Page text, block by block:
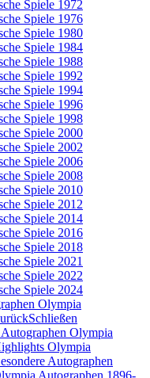
Spiele 1972
Spiele 1976
Spiele 1980
Spiele 1984
Spiele 1988
Spiele 1992
Spiele 1994
Spiele 1996
Spiele 1998
Spiele 2000
Spiele 2002
Spiele 2006
Spiele 2008
Spiele 2010
Spiele 2012
Spiele 2014
Spiele 2016
Spiele 2018
Spiele 2021
Spiele 2022
Spiele 2024
Olympia
Schließen
Autographen Olympia
Olympia
Autographen
Autographen 1896-